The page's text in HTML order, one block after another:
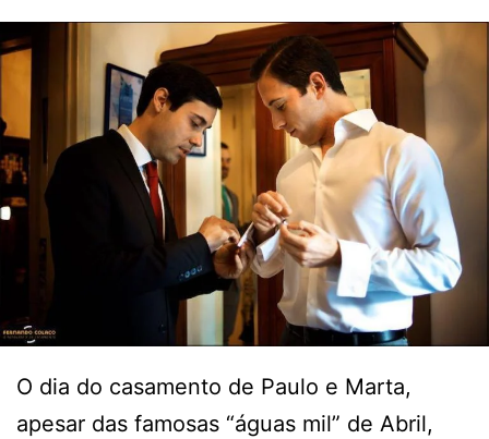
O dia do casamento de Paulo e Marta,
apesar das famosas “águas mil” de Abril,